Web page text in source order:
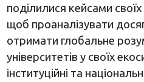
поділилися кейсами своїх
щоб проаналізувати
отримати глобальне
університетів у своїх
інституційні та